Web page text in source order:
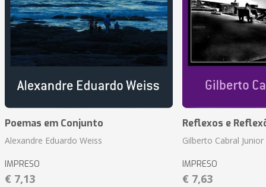
Poemas em Conjunto
Alexandre Eduardo Weiss
IMPRESO
€ 7,13
Reflexos e
Gilberto Cabral Junior
IMPRESO
€ 7,63